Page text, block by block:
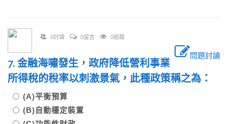
0討論 0留言 0追蹤
問題討論
7. 金融海嘯發生，政府降低營利事業
所得稅的稅率以刺激景氣，此種政策稱之為：
(A)平衡預算
(B)自動穩定裝置